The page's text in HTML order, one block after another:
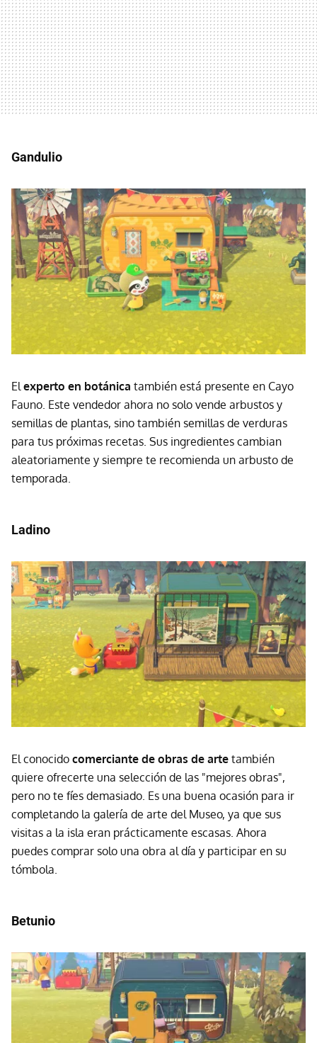
Gandulio
Elexperto en botánica también está presente en Cayo
Fauno. Este vendedor ahora no solo vende arbustos y
semillas de plantas, sino también semillas de verduras
para tus próximas recetas. Sus ingredientes cambian
aleatoriamente y siempre te recomienda un arbusto de
temporada.
Ladino
El conocido comerciante de obras de arte también
quiere ofrecerte una selección de las "mejores obras",
pero no te fíes demasiado. Es una buena ocasión para ir
completando la galería de arte del Museo, ya que sus
visitas a la isla eran prácticamente escasas. Ahora
puedes comprar solo una obra al día y participar en su
tómbola.
Betunio